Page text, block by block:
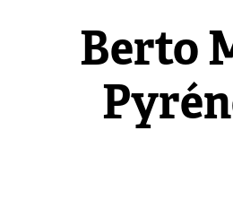
Berto